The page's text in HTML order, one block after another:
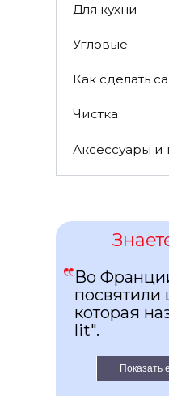
Для кухни
Угловые
Как сделать
Чистка
Аксессуары
Во
посвятили
которая
lit".
Показать